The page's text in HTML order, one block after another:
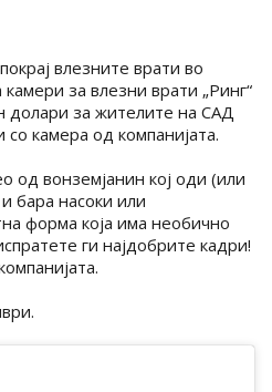
влезните врати во
за влезни врати „Ринг“
долари за жителите на САД
камера од компанијата.
од вонземјанин кој оди (или
бара насоки или
форма која има необично
ги најдобрите кадри!